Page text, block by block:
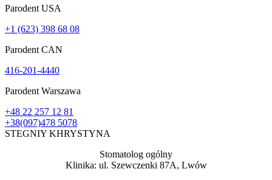
Parodent USА
+1 (623) 398 68 08
Parodent CAN
416-201-4440
Parodent Warszawa
+48 22 257 12 81
+38(097)478 5078
STEGNIY KHRYSTYNA
Stomatolog ogólny
Klinika: ul. Szewczenki 87A, Lwów